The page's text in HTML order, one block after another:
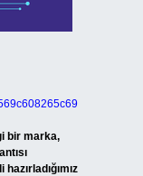
bir marka,